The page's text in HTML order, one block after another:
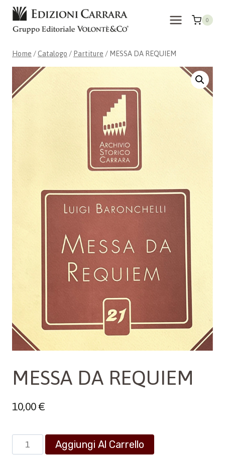
Salta
contenuto
0
Home /Catalogo / Partiture / MESSA DA REQUIEM
MESSA DA REQUIEM
10,00€
MESSA
DA
Aggiungi Al Carrello